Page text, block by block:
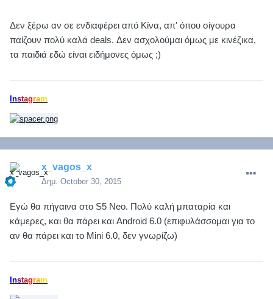
Δεν ξέρω αν σε ενδιαφέρει από Κίνα, απ' όπου σίγουρα
παίζουν πολύ καλά deals. Δεν ασχολούμαι όμως με κινέζικα,
τα παιδιά εδώ είναι ειδήμονες όμως ;)
Instagram
x_vagos_x
Δημ. October 30, 2015
Εγώ θα πήγαινα στο S5 Neo. Πολύ καλή μπαταρία και
κάμερες, και θα πάρει και Android 6.0 (επιφυλάσσομαι για το
αν θα πάρει και το Mini 6.0, δεν γνωρίζω)
nstagram